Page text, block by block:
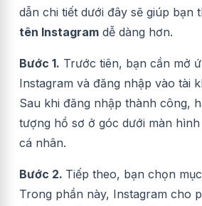
dẫn chi tiết dưới đây sẽ giúp bạn
tên Instagram dễ dàng hơn.
Bước 1. Trước tiên, bạn cần mở
Instagram và đăng nhập vào tài
Sau khi đăng nhập thành công,
tượng hồ sơ ở góc dưới màn
cá nhân.
Bước 2. Tiếp theo, bạn chọn
Trong phần này, Instagram cho